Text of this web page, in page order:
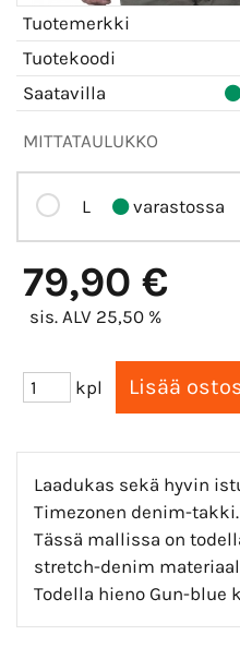
Tuotemerkki
Tuotekoodi
Saatavilla
MITTATAULUKKO
L varastossa
79,90 €
sis. ALV 25,50 %
kpl
Laadukas sekä hyvin
Timezonen denim-takki.
Tässä mallissa on
stretch-denim
Todella hieno Gun-blue